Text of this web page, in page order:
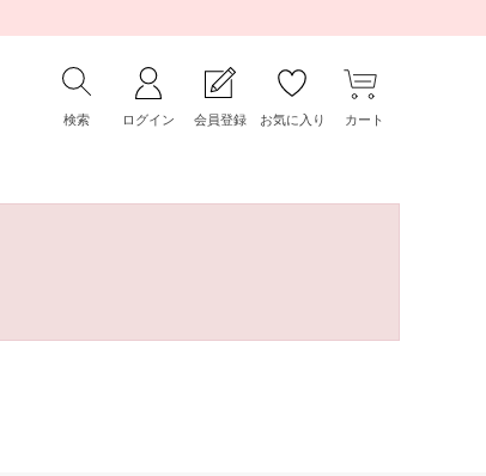
検索 ログイン 会員登録 お気に入り カート